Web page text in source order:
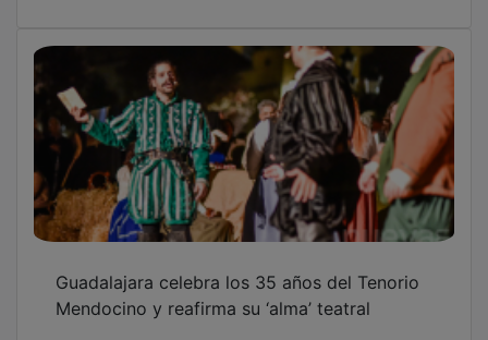
Mendocino y reafirma su ‘alma’ teatral